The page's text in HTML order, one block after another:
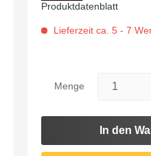
Produktdatenblatt
Lieferzeit ca. 5 - 7
Menge
In den